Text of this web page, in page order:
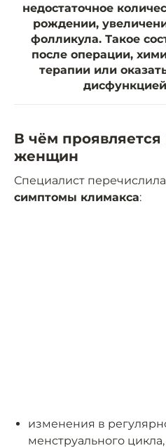
недостаточное
рождении,
фолликула. Такое
после операции,
терапии или
В чём проявляется
женщин
Специалист
симптомы климакса:
изменения в
менструального